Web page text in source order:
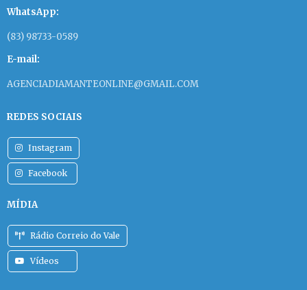
WhatsApp:
(83) 98733-0589
E-mail:
AGENCIADIAMANTEONLINE@GMAIL.COM
REDES SOCIAIS
Instagram
Facebook
MÍDIA
Rádio Correio do Vale
Vídeos